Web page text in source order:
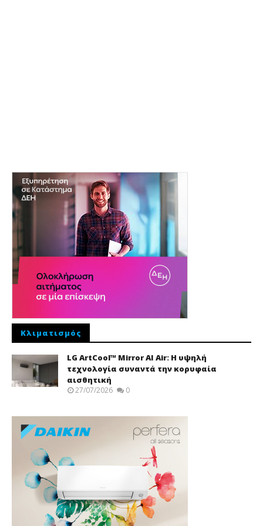
Κλιματισμός
LG ArtCool™ Mirror AI Air: Η υψηλή
τεχνολογία συναντά την κορυφαία
αισθητική
27/07/2026 0